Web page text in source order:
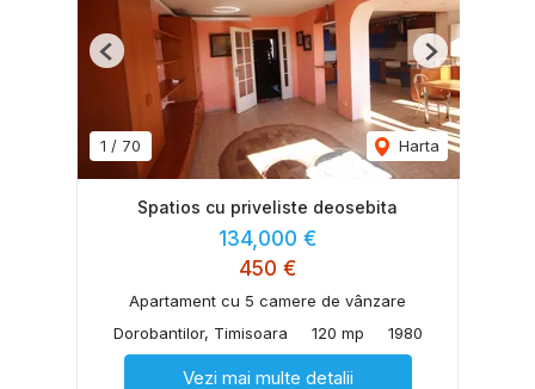
1 / 70 Harta
Previous Next
Spatios cu priveliste deosebita
134,000 €
450 €
Apartament cu 5 camere de vânzare
Dorobantilor, Timisoara
120 mp 1980
Vezi mai multe detalii